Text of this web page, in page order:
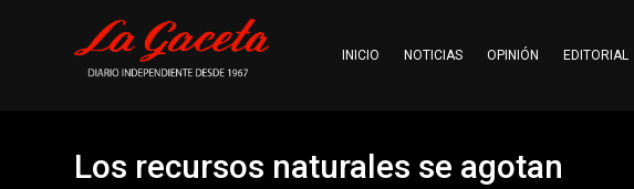
INICIO NOTICIAS OPINIÓN EDITORIAL
Los recursos naturales se agotan